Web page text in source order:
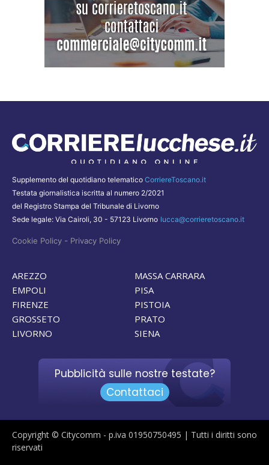
Supplemento del quotidiano telematico CorriereToscano.it
Testata giornalistica iscritta al numero 2/2021
del Registro Stampa del Tribunale di Livorno
Sede legale: Via Cairoli, 30 - 57123 Livorno lucca@corrieretoscano.it
Cookie Policy - Privacy Policy
AREZZO
EMPOLI
FIRENZE
GROSSETO
LIVORNO
MASSA CARRARA
PISA
PISTOIA
PRATO
SIENA
Pubblicità sulle nostre testate?
Contattaci
Copyright © Citycomm - p.iva 01950750495 | Tutti i diritti sono
riservati